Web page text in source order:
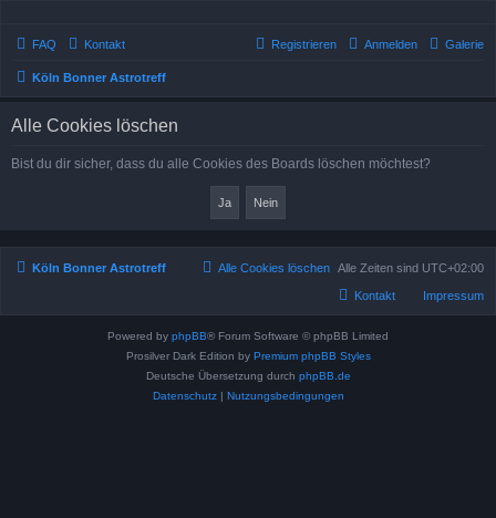
Galerie
FAQ Kontakt Anmelden
Registrieren
Köln Bonner Astrotreff
Alle Cookies löschen
Bist du dir sicher, dass du alle Cookies des Boards löschen möchtest?
Köln Bonner Astrotreff Alle Zeiten sind UTC+02:00
Alle Cookies löschen
Impressum
Kontakt
Powered by phpBB® Forum Software © phpBB Limited
Prosilver Dark Edition by Premium phpBB Styles
Deutsche Übersetzung durch phpBB.de
Datenschutz| Nutzungsbedingungen